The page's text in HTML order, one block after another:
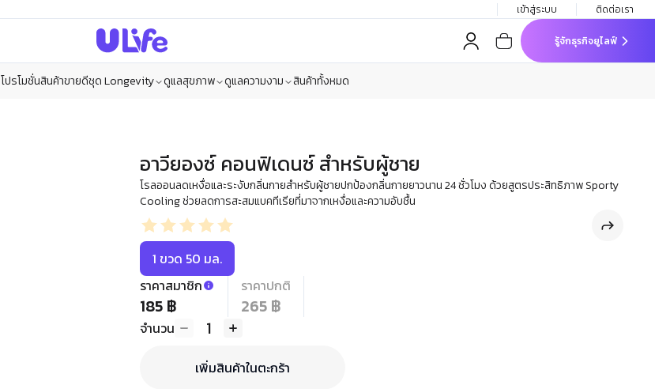
เข้าสู่ระบบ ติดต่อเรา
รู้จักธุรกิจยูไลฟ์
โปรโมชั่นสินค้าขายดีชุด Longevity ดูแลสุขภาพ ดูแลความงาม สินค้าทั้งหมด
อาวียองซ์ คอนฟิเดนซ์ สำหรับผู้ชาย
โรลออนลดเหงื่อและระงับกลิ่นกายสำหรับผู้ชายปกป้องกลิ่นกายยาวนาน 24 ชั่วโมง ด้วยสูตรประสิทธิภาพ Sporty
Cooling ช่วยลดการสะสมแบคทีเรียที่มาจากเหงื่อและความอับชื้น
1 ขวด 50 มล.
ราคาสมาชิก
185 ฿
ราคาปกติ
265 ฿
จำนวน 1
เพิ่มสินค้าในตะกร้า